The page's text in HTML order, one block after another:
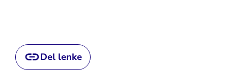
Del lenke